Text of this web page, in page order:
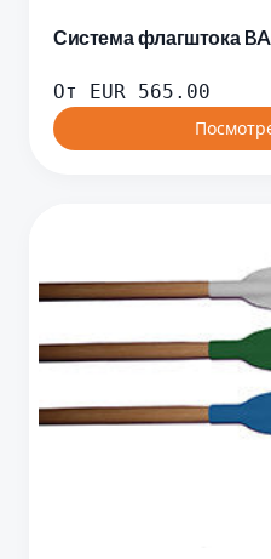
Система флагштока
От EUR 565.00